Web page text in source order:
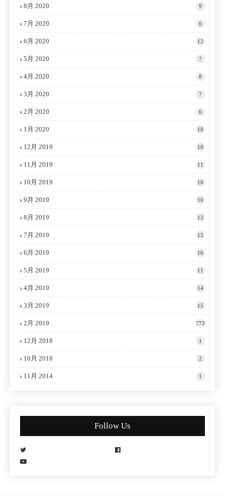
8月 2020 9
7月 2020 6
6月 2020 12
5月 2020 7
4月 2020 8
3月 2020 7
2月 2020 6
1月 2020 10
12月 2019 10
11月 2019 11
10月 2019 10
9月 2019 10
8月 2019 13
7月 2019 15
6月 2019 16
5月 2019 11
4月 2019 14
3月 2019 15
2月 2019 773
12月 2018 1
10月 2018 2
11月 2014 1
Follow Us